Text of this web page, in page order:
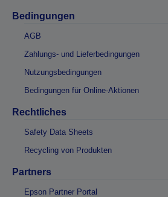
Bedingungen
AGB
Zahlungs- und Lieferbedingungen
Nutzungsbedingungen
Bedingungen für Online-Aktionen
Rechtliches
Safety Data Sheets
Recycling von Produkten
Partners
Epson Partner Portal